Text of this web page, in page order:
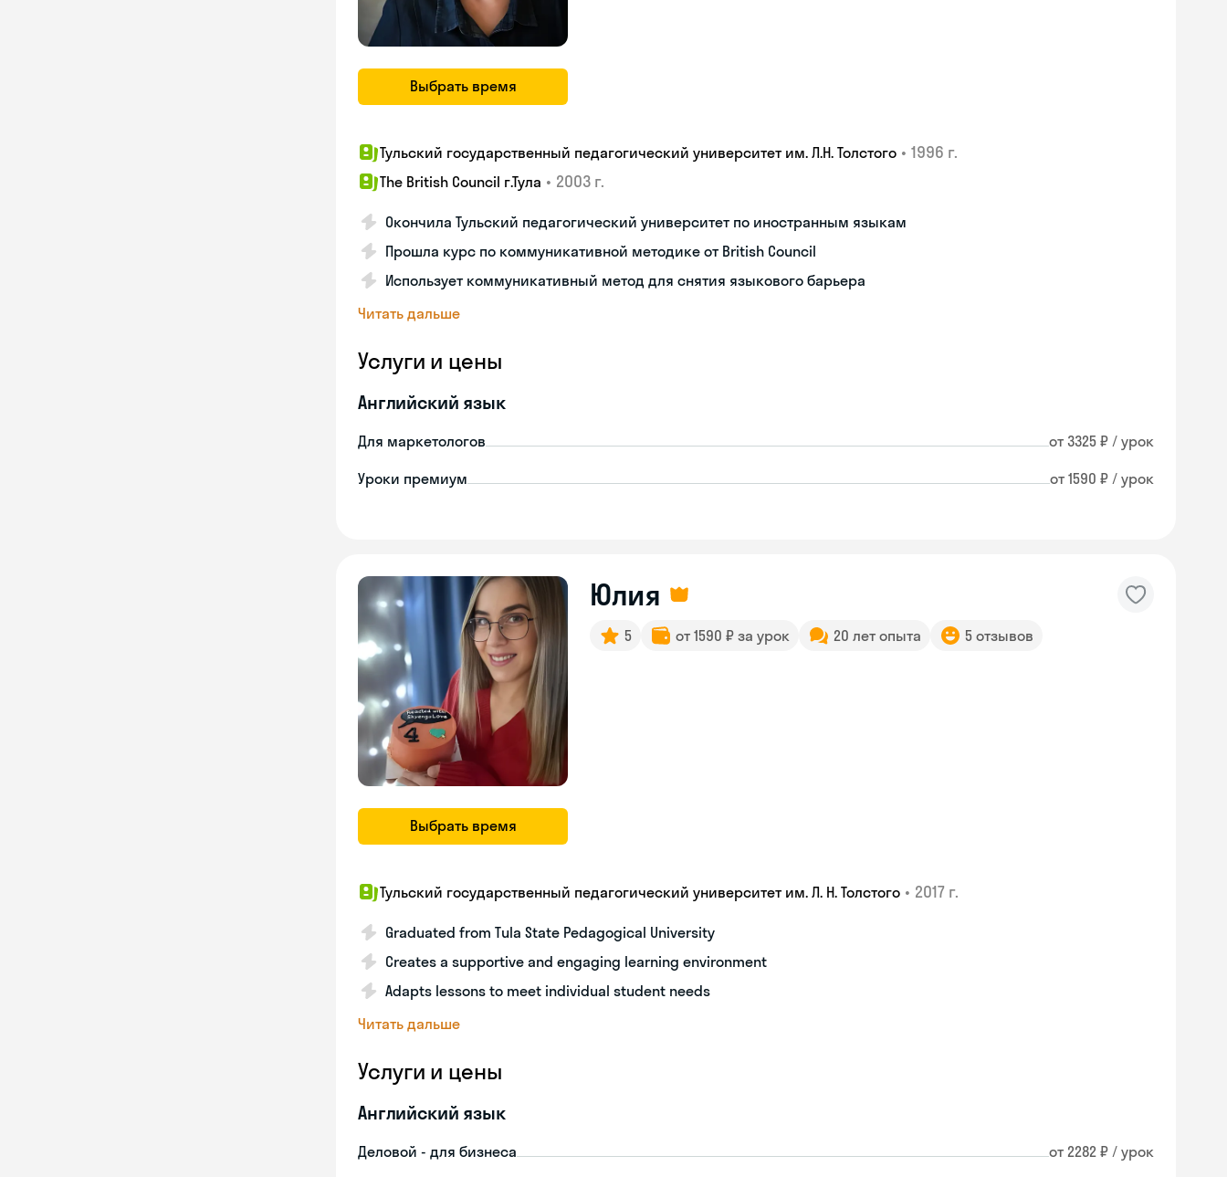
Выбрать время
Тульский государственный педагогический университет им. Л.Н. Толстого • 1996 г.
The British Council г.Тула • 2003 г.
Окончила Тульский педагогический университет по иностранным языкам
Прошла курс по коммуникативной методике от British Council
Использует коммуникативный метод для снятия языкового барьера
Читать дальше
Услуги и цены
Английский язык
Для маркетологов от 3325 ₽ / урок
Уроки премиум от 1590 ₽ / урок
Выбрать время
Юлия
5 от 1590 ₽ за урок 20 лет опыта 5 отзывов
Тульский государственный педагогический университет им. Л. Н. Толстого • 2017 г.
Graduated from Tula State Pedagogical University
Creates a supportive and engaging learning environment
Adapts lessons to meet individual student needs
Читать дальше
Услуги и цены
Английский язык
Деловой - для бизнеса от 2282 ₽ / урок